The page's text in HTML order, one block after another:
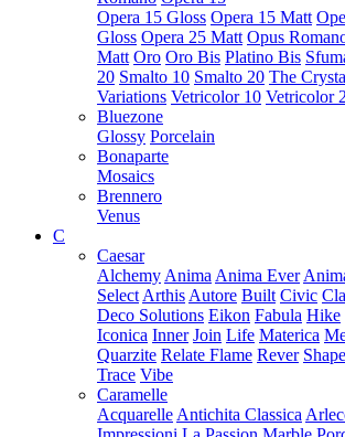
Opera 15 Gloss Opera 15 Matt
Gloss Opera 25 Matt Opus
Matt Oro Oro Bis Platino Bis
20 Smalto 10 Smalto 20 The
Variations Vetricolor 10 Vetricolor
Bluezone
Glossy Porcelain
Bonaparte
Mosaics
Brennero
Venus
C
Caesar
Alchemy Anima Anima Ever
Select Arthis Autore Built Civic
Deco Solutions Eikon Fabula Hike
Iconica Inner Join Life Materica
Quarzite Relate Flame Rever
Trace Vibe
Caramelle
Acquarelle Antichita Classica